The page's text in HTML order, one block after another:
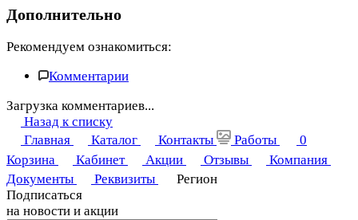
Дополнительно
Рекомендуем ознакомиться:
Комментарии
Загрузка комментариев...
Назад к списку
Главная
Каталог Контакты Работы
0
Корзина
Кабинет Акции Отзывы
Компания
Документы
Реквизиты
Регион
Подписаться
на новости и акции